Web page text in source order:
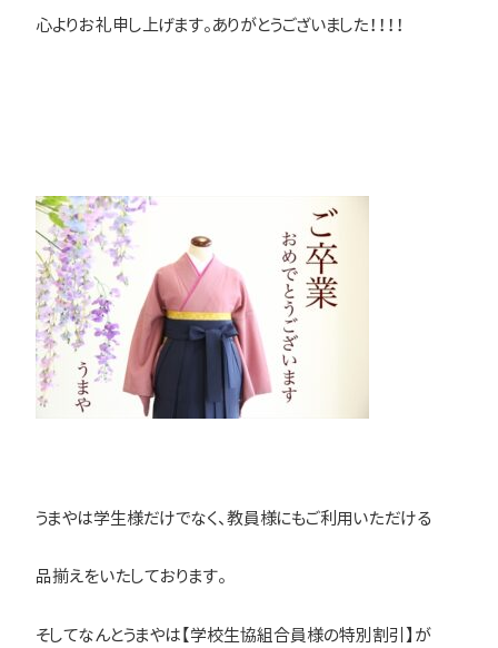
心よりお礼申し上げます。ありがとうございました！！！！
うまやは学生様だけでなく、教員様にもご利用いただける
品揃えをいたしております。
そしてなんとうまやは【学校生協組合員様の特別割引】が